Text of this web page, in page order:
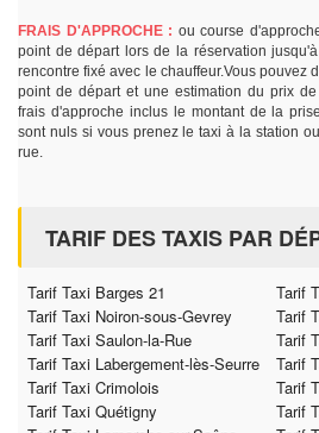
FRAIS D'APPROCHE : ou course
point de départ lors de la réservation
rencontre fixé avec le chauffeur.Vous pouvez
point de départ et une estimation du prix
frais d'approche inclus le montant de la
sont nuls si vous prenez le taxi à la station
rue.
TARIF DES TAXIS PAR
Tarif Taxi Barges 21
Tarif
Tarif Taxi Noiron-sous-Gevrey
Tarif
Tarif Taxi Saulon-la-Rue
Tarif
Tarif Taxi Labergement-lès-Seurre
Tarif
Tarif Taxi Crimolois
Tarif
Tarif Taxi Quétigny
Tarif